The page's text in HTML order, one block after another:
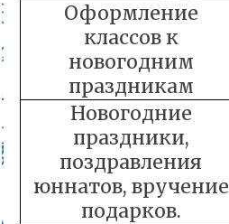
Оформление
классов к
новогодним
праздникам
Новогодние
праздники,
поздравления
юннатов, вручение
подарков.